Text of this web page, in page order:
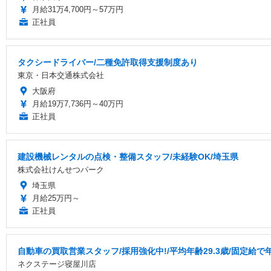
月給31万4,700円～57万円
正社員
タクシードライバー/二種免許取得支援制度あり
東京・日本交通株式会社
大阪府
月給19万7,736円～40万円
正社員
建設機械レンタルの点検・整備スタッフ/未経験OK/埼玉県
株式会社けんせつパーク
埼玉県
月給25万円～
正社員
自動車の買取営業スタッフ/採用強化中!/平均年齢29.3歳/固定給で
ネクステージ寝屋川店